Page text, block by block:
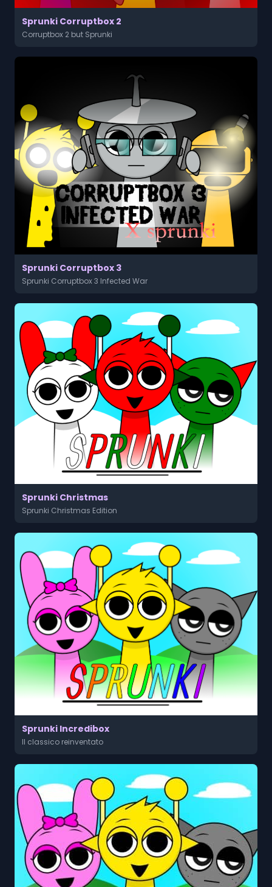
Sprunki Corruptbox 2
Corruptbox 2 but Sprunki
Sprunki Corruptbox 3
Sprunki Corruptbox 3 Infected War
Sprunki Christmas
Sprunki Christmas Edition
Sprunki Incredibox
Il classico reinventato